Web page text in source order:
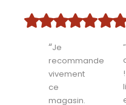
“Je
recommande
vivement
ce
magasin.